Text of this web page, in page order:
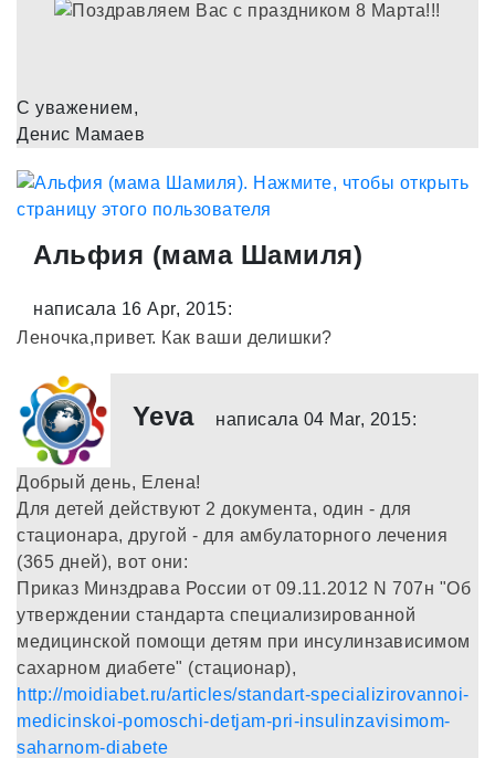
С уважением,
Денис Мамаев
Альфия (мама Шамиля)
написала 16 Apr, 2015:
Леночка,привет. Как ваши делишки?
Yeva написала 04 Mar, 2015:
Добрый день, Елена!
Для детей действуют 2 документа, один - для
стационара, другой - для амбулаторного лечения
(365 дней), вот они:
Приказ Минздрава России от 09.11.2012 N 707н "Об
утверждении стандарта специализированной
медицинской помощи детям при инсулинзависимом
сахарном диабете" (стационар),
http://moidiabet.ru/articles/standart-specializirovannoi-
medicinskoi-pomoschi-detjam-pri-insulinzavisimom-
saharnom-diabete